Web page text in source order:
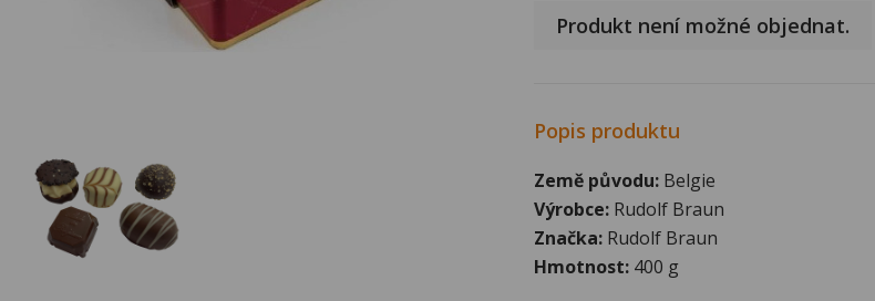
Produkt není možné objednat.
Popis produktu
Země původu: Belgie
Výrobce: Rudolf Braun
Značka: Rudolf Braun
Hmotnost: 400 g